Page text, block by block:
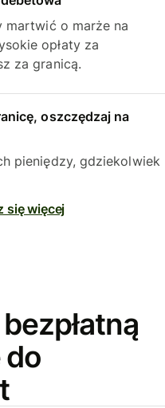
martwić o marże na
opłaty za
za granicą.
oszczędzaj na
pieniędzy, gdziekolwiek
się więcej
do